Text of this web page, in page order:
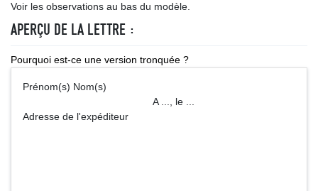
Voir les observations au bas du modèle.
APERÇU DE LA LETTRE :
Pourquoi est-ce une version tronquée ?
Prénom(s) Nom(s)
A ..., le ...
Adresse de l'expéditeur